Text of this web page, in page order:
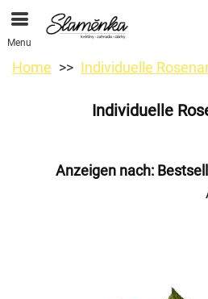
Menu
Home Individuelle
Individuelle
Anzeigen nach: